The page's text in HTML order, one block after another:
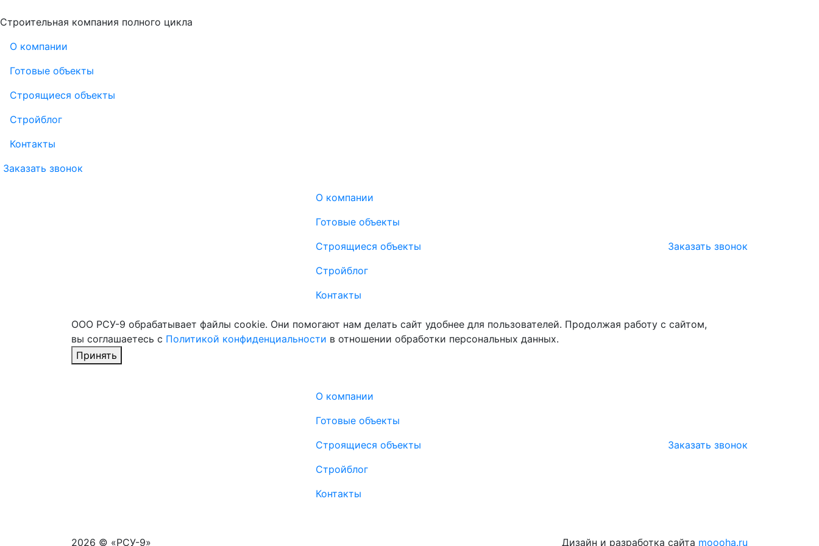
Строительная компания полного цикла
О компании
Готовые объекты
Строящиеся объекты
Стройблог
Контакты
Заказать звонок
О компании
Готовые объекты
Строящиеся объекты
Стройблог
Контакты
Заказать звонок
ООО РСУ-9 обрабатывает файлы cookie. Они помогают нам делать сайт удобнее для пользователей. Продолжая работу с сайтом,
вы соглашаетесь с Политикой конфиденциальности в отношении обработки персональных данных.
Принять
О компании
Готовые объекты
Строящиеся объекты
Стройблог
Контакты
Заказать звонок
2026 © «РСУ-9» Дизайн и разработка сайта moooha.ru